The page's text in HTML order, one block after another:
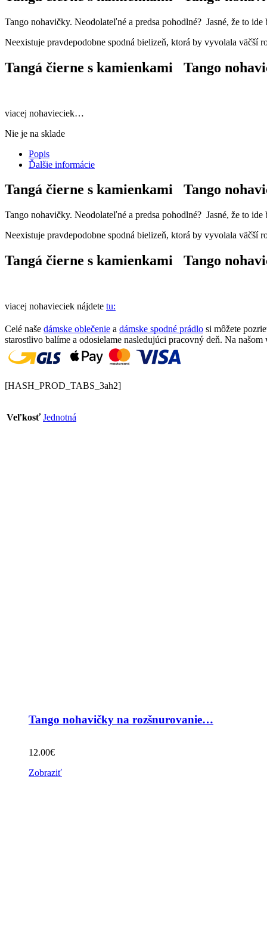
Tango nohavičky. Neodolateľné a predsa pohodlné? Jasné, že to
Neexistuje pravdepodobne spodná bielizeň, ktorá by vyvolala väčší
Tangá čierne s kamienkami Tango
viacej nohavieciek…
Nie je na sklade
Popis
Ďalšie informácie
Tangá čierne s kamienkami Tango
Tango nohavičky. Neodolateľné a predsa pohodlné? Jasné, že to
Neexistuje pravdepodobne spodná bielizeň, ktorá by vyvolala väčší
Tangá čierne s kamienkami Tango
viacej nohavieciek nájdete tu:
Celé naše dámske oblečenie a dámske spodné prádlo si môžete
starostlivo balíme a odosielame nasledujúci pracovný deň. Na
[HASH_PROD_TABS_3ah2]
Veľkosť Jednotná
Tango nohavičky na rozšnurovanie…
12.00€
Zobraziť